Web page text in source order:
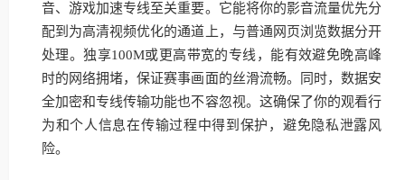
音、游戏加速专线至关重要。它能将你的影音流量优先分
配到为高清视频优化的通道上，与普通网页浏览数据分开
处理。独享100M或更高带宽的专线，能有效避免晚高峰
时的网络拥堵，保证赛事画面的丝滑流畅。同时，数据安
全加密和专线传输功能也不容忽视。这确保了你的观看行
为和个人信息在传输过程中得到保护，避免隐私泄露风
险。